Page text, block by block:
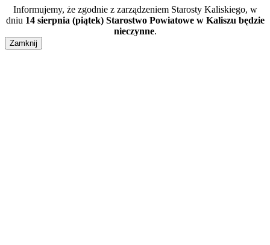
Informujemy, że zgodnie z zarządzeniem Starosty Kaliskiego, w
dniu 14 sierpnia (piątek) Starostwo Powiatowe w Kaliszu będzie
nieczynne.
Zamknij